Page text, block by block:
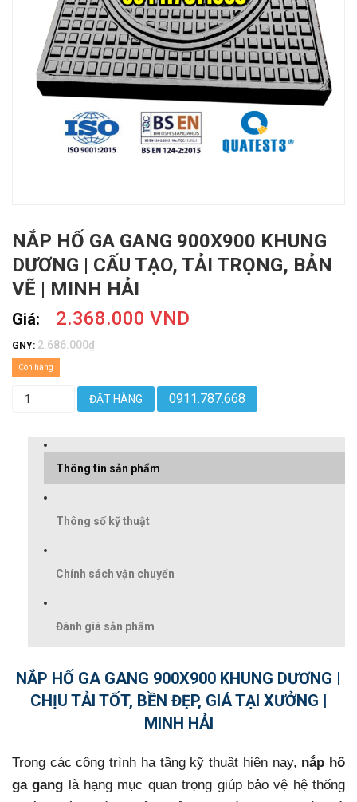
NẮP HỐ GA GANG 900X900 KHUNG
DƯƠNG | CẤU TẠO, TẢI TRỌNG, BẢN
VẼ | MINH HẢI
Giá: 2.368.000 VND
GNY: 2.686.000₫
Còn hàng
ĐẶT HÀNG 0911.787.668
Thông tin sản phẩm
Thông số kỹ thuật
Chính sách vận chuyển
Đánh giá sản phẩm
NẮP HỐ GA GANG 900X900 KHUNG DƯƠNG |
CHỊU TẢI TỐT, BỀN ĐẸP, GIÁ TẠI XƯỞNG |
MINH HẢI
Trong các công trình hạ tầng kỹ thuật hiện nay, nắp hố
ga gang là hạng mục quan trọng giúp bảo vệ hệ thống